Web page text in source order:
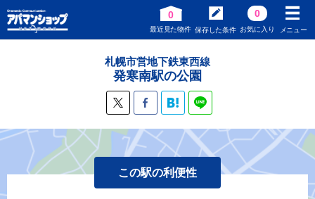
0
最近見た物件 保存した条件
0
お気に入り メニュー
札幌市営地下鉄東西線
発寒南駅の公園
この駅の利便性